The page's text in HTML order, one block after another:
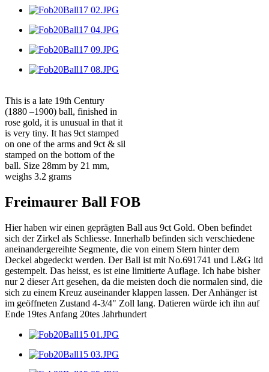
This is a late 19th Century
(1880 –1900) ball, finished in
rose gold, it is unusual in that it
is very tiny. It has 9ct stamped
on one of the arms and 9ct & sil
stamped on the bottom of the
ball. Size 28mm by 21 mm,
weighs 3.2 grams
Freimaurer Ball FOB
Hier haben wir einen geprägten Ball aus 9ct Gold. Oben befindet
sich der Zirkel als Schliesse. Innerhalb befinden sich verschiedene
aneinandergereihte Segmente, die von einem Stern hinter dem
Deckel abgedeckt werden. Der Ball ist mit No.691741 und L&G ltd
gestempelt. Das heisst, es ist eine limitierte Auflage. Ich habe bisher
nur 2 dieser Art gesehen, da die meisten doch die normalen sind, die
sich zu einem Kreuz auseinander klappen lassen. Der Anhänger ist
im geöffneten Zustand 4-3/4" Zoll lang. Datieren würde ich ihn auf
Ende 19tes Anfang 20tes Jahrhundert